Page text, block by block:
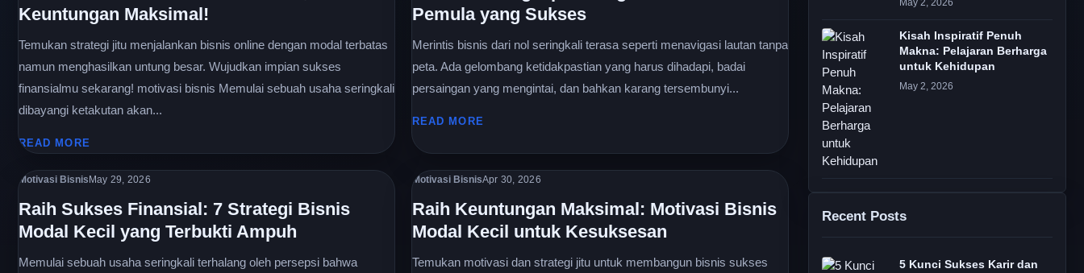
Keuntungan Maksimal!
Temukan strategi jitu menjalankan bisnis online dengan modal terbatas
namun menghasilkan untung besar. Wujudkan impian sukses
finansialmu sekarang! motivasi bisnis Memulai sebuah usaha seringkali
dibayangi ketakutan akan...
READ MORE
Pemula yang Sukses
Merintis bisnis dari nol seringkali terasa seperti menavigasi lautan tanpa
peta. Ada gelombang ketidakpastian yang harus dihadapi, badai
persaingan yang mengintai, dan bahkan karang tersembunyi...
READ MORE
Motivasi Bisnis May 29, 2026
Raih Sukses Finansial: 7 Strategi Bisnis
Modal Kecil yang Terbukti Ampuh
Memulai sebuah usaha seringkali terhalang oleh persepsi bahwa
Motivasi BisnisApr 30, 2026
Raih Keuntungan Maksimal: Motivasi Bisnis
Modal Kecil untuk Kesuksesan
Temukan motivasi dan strategi jitu untuk membangun bisnis sukses
May 2, 2026
Kisah Inspiratif Penuh
Makna: Pelajaran Berharga
untuk Kehidupan
May 2, 2026
Recent Posts
5 Kunci Sukses Karir dan